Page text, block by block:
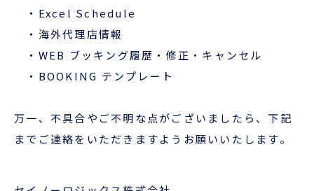
・Excel Schedule
・海外代理店情報
・WEB ブッキング履歴・修正・キャンセル
・BOOKING テンプレート
万一、不具合やご不明な点がございましたら、下記
までご連絡をいただきますようお願いいたします。